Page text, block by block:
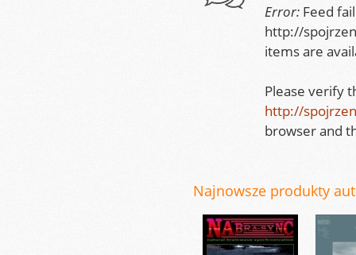
Error: Feed
http://
items are
Please verify
http://
browser and
Najnowsze produkty